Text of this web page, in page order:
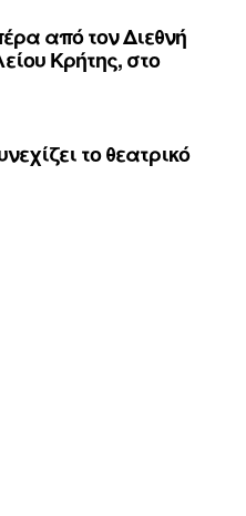
από τον Διεθνή
Κρήτης, στο
το θεατρικό